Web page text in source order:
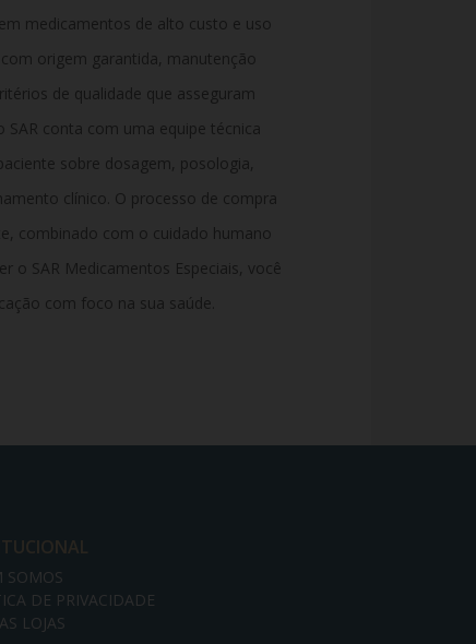
medicamentos de alto custo e uso
origem garantida, manutenção
de qualidade que asseguram
conta com uma equipe técnica
sobre dosagem, posologia,
clínico. O processo de compra
combinado com o cuidado humano
o SAR Medicamentos Especiais, você
com foco na sua saúde.
SOMOS
DE PRIVACIDADE
LOJAS